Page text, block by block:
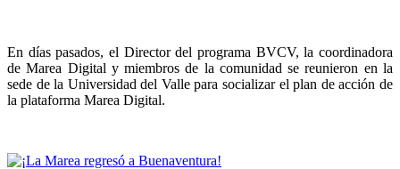
En días pasados, el Director del programa BVCV, la coordinadora
de Marea Digital y miembros de la comunidad se reunieron en la
sede de la Universidad del Valle para socializar el plan de acción de
la plataforma Marea Digital.